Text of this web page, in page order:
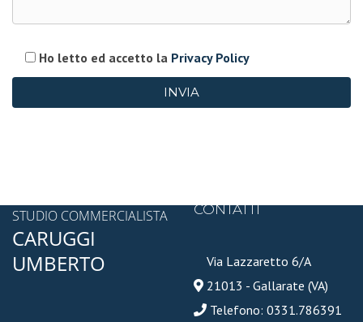
Ho letto ed accetto la Privacy Policy
STUDIO COMMERCIALISTA
CARUGGI
UMBERTO
CONTATTI
Via Lazzaretto 6/A
21013 - Gallarate (VA)
Telefono: 0331.786391